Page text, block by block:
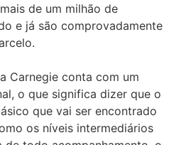
de um milhão de
e já são comprovadamente
Carnegie conta com um
o que significa dizer que o
que vai ser encontrado
os níveis intermediários